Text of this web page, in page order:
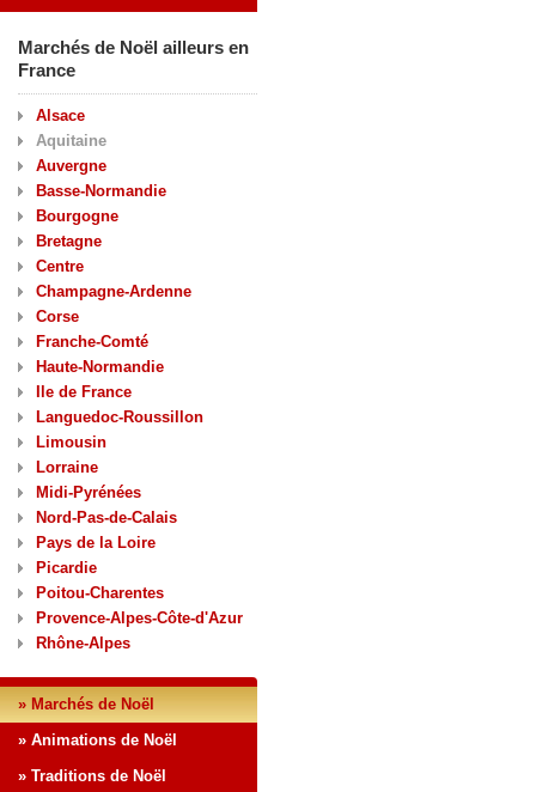
Marchés de Noël ailleurs en
France
Alsace
Aquitaine
Auvergne
Basse-Normandie
Bourgogne
Bretagne
Centre
Champagne-Ardenne
Corse
Franche-Comté
Haute-Normandie
Ile de France
Languedoc-Roussillon
Limousin
Lorraine
Midi-Pyrénées
Nord-Pas-de-Calais
Pays de la Loire
Picardie
Poitou-Charentes
Provence-Alpes-Côte-d'Azur
Rhône-Alpes
» Marchés de Noël
» Animations de Noël
» Traditions de Noël